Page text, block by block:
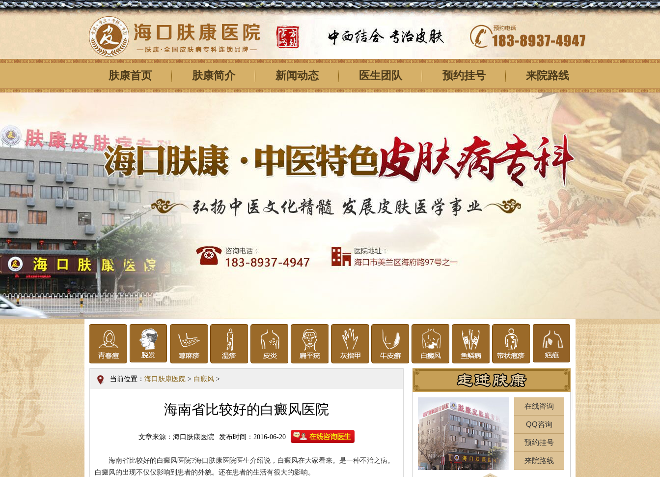
肤康首页 肤康简介 新闻动态 医生团队 预约挂号 来院路线
当前位置： 海口肤康医院 > 白癜风 >
海南省比较好的白癜风医院
文章来源：海口肤康医院 发布时间：2016-06-20
海南省比较好的白癜风医院?海口肤康医院医生介绍说，白癜风在大家看来。是一种不治之病。
白癜风的出现不仅仅影响到患者的外貌。还在患者的生活有很大的影响。
在线咨询
QQ咨询
预约挂号
来院路线